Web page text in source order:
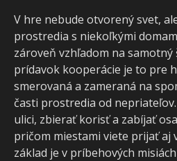
V hre nebude otvorený svet,
prostredia s niekoľkými
zároveň vzhľadom na
prídavok kooperácie je to pre
smerovaná a zameraná na
časti prostredia od
ulici, zbierať korisť a zabíjať
pričom miestami viete prijať aj
základ je v príbehových